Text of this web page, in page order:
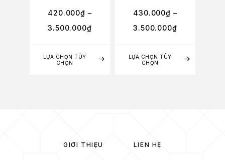
LỰA CHỌN TÙY
CHỌN
420.000₫ –
3.500.000₫
LỰA CHỌN TÙY
CHỌN
430.000₫ –
3.500.000₫
GIỚI THIỆU LIÊN HỆ